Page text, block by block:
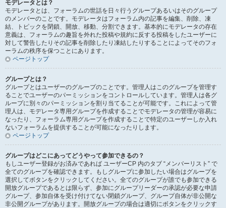
モデレータとは？
モデレータとは、フォーラムの世話を日々行うグループあるいはそのグループ
のメンバーのことです。モデレータはフォーラム内の記事を編集、削除、凍
結、トピックを閉鎖、開放、移動、分割できます。基本的にモデレータの存在
意義は、フォーラムの趣旨を外れた投稿や規約に反する投稿をしたユーザーに
対して警告したりその記事を削除したり凍結したりすることによってそのフォ
ーラムの秩序を保つことにあります。
ページトップ
グループとは？
グループとはユーザーのグループのことです。管理人はこのグループを管理す
ることでユーザーのパーミッションをコントロールしています。管理人は各グ
ループに別々のパーミッションを割り当てることが可能です。これによって管
理人は、モデレータ専用グループを作成することでモデレータの管理が容易に
なったり、フォーラム専用グループを作成することで特定のユーザーしか入れ
ないフォーラムを提供することが可能になったりします。
ページトップ
グループはどこにあってどうやって参加できるの？
もしユーザー登録がお済みであれば ユーザーCP 内のタブ “メンバーリスト” で
全てのグループを確認できます。もしグループに参加したい場合はグループを
選択してボタンをクリックしてください。全てのグループが誰でも参加できる
開放グループであるとは限らず、参加にグループリーダーの承認が必要な申請
グループ、参加自体を受け付けてない閉鎖グループ、グループ自体が非公開な
非公開グループがあります。開放グループの場合は適切にボタンをクリックす